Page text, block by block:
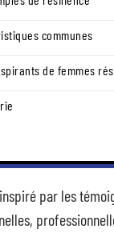
communes
de femmes
par les